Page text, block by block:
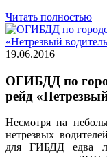
Читать полностью
19.06.2016
ОГИБДД по
рейд
Несмотря на
нетрезвых
для ГИБДД едва